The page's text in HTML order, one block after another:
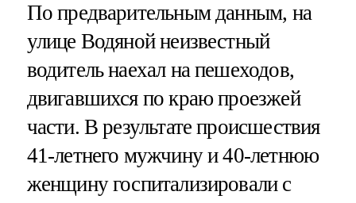
По предварительным данным, на
улице Водяной неизвестный
водитель наехал на пешеходов,
двигавшихся по краю проезжей
части. В результате происшествия
41-летнего мужчину и 40-летнюю
женщину госпитализировали с